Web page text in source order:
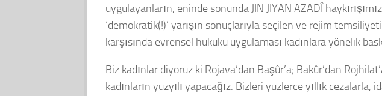
uygulayanların, eninde sonunda JIN JIYAN AZADÎ
‘demokratik(!)’ yarışın sonuçlarıyla seçilen ve rejim
karşısında evrensel hukuku uygulaması kadınlara yönelik
Biz kadınlar diyoruz ki Rojava’dan Başûr’a; Bakûr’dan
kadınların yüzyılı yapacağız. Bizleri yüzlerce yıllık